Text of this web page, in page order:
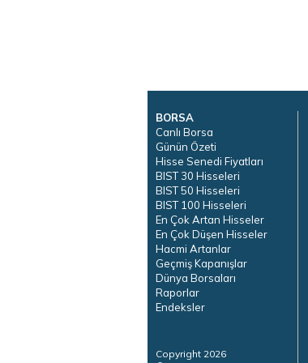
BORSA
Canlı Borsa
Günün Özeti
Hisse Senedi Fiyatları
BIST 30 Hisseleri
BIST 50 Hisseleri
BIST 100 Hisseleri
En Çok Artan Hisseler
En Çok Düşen Hisseler
Hacmi Artanlar
Geçmiş Kapanışlar
Dünya Borsaları
Raporlar
Endeksler
Copyright 2026